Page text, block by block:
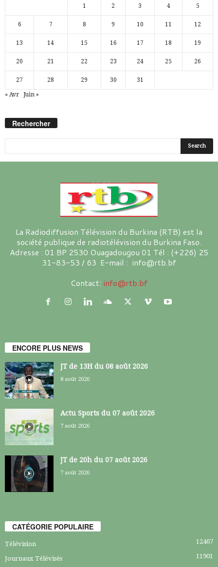
1 2 3 4 5
6 7 8 9 10 11 12
13 14 15 16 17 18 19
20 21 22 23 24 25 26
27 28 29 30 31
« Avr Juin »
Rechercher
La Radiodiffusion Télévision du Burkina (RTB) est la
société publique de radiotélévision du Burkina Faso.
Adresse : 01 BP 2530 Ouagadougou 01 Tél : (+226) 25
31-83-53 / 63 E-mail : info@rtb.bf
Contact: info@rtb.bf
ENCORE PLUS NEWS
JT de 13H du 08 août 2026
8 août 2026
Actu Sports du 07 août 2026
7 août 2026
JT de 20h du 07 août 2026
7 août 2026
CATÉGORIE POPULAIRE
Télévision 12467
Journaux Télévisés 11901